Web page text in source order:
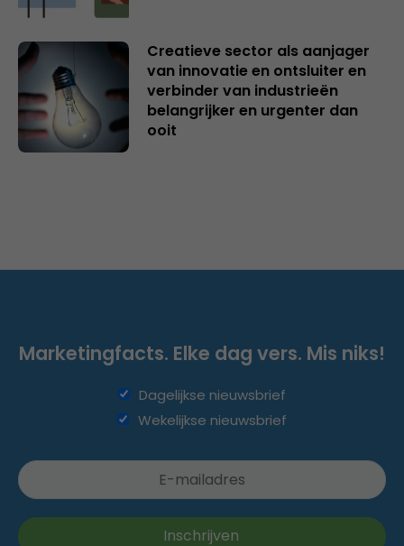
Creatieve sector als aanjager
van innovatie en ontsluiter en
verbinder van industrieën
belangrijker en urgenter dan
ooit
Marketingfacts. Elke dag vers. Mis niks!
Dagelijkse nieuwsbrief
Wekelijkse nieuwsbrief